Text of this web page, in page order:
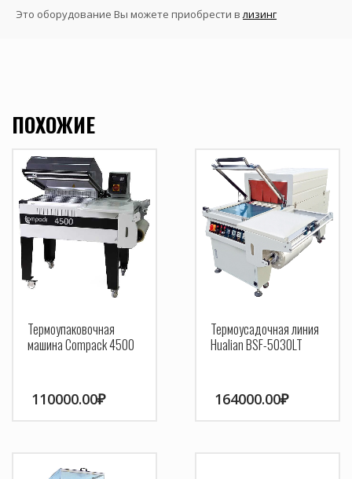
Это оборудование Вы можете приобрести влизинг
ПОХОЖИЕ
Термоупаковочная
машина Compack 4500
110000.00₽
Термоусадочная линия
Hualian BSF-5030LT
164000.00₽